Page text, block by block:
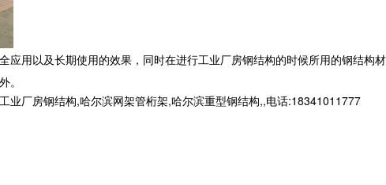
用以及长期使用的效果，同时在进行工业厂房钢结构的时候所用的钢结构材
。
业厂房钢结构,哈尔滨网架管桁架,哈尔滨重型钢结构,,电话:18341011777